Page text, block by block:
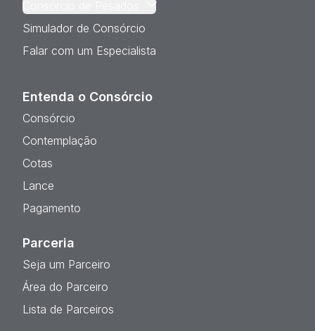
Simulador de Consórcio
Falar com um Especialista
Entenda o Consórcio
Consórcio
Contemplação
Cotas
Lance
Pagamento
Parceria
Seja um Parceiro
Área do Parceiro
Lista de Parceiros